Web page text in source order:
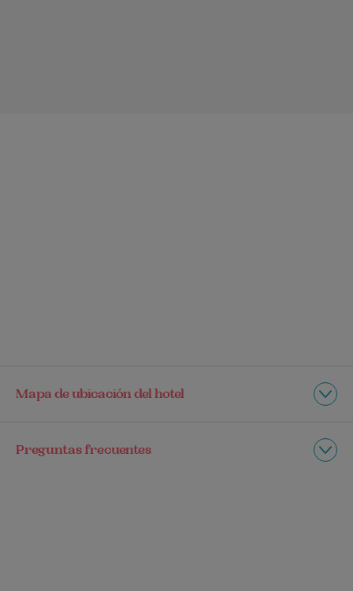
Mapa de ubicación del hotel
Preguntas frecuentes